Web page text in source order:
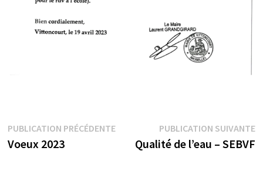
Navigation
de
PUBLICATION PRÉCÉDENTEPublication
précédente :
Voeux 2023
PUBLICATION SUIVANTE
Qualité de l’eau – SEBVF